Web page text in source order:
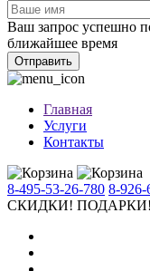
Ваш запрос успешно
ближайшее время
Отправить
Главная
Услуги
Контакты
8-495-53-26-780 8-926-
СКИДКИ! ПОДАРКИ!